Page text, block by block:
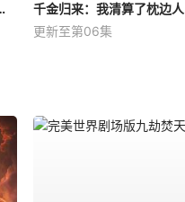
掌握零元购
千金归来：我清算了枕边人
更新至第06集